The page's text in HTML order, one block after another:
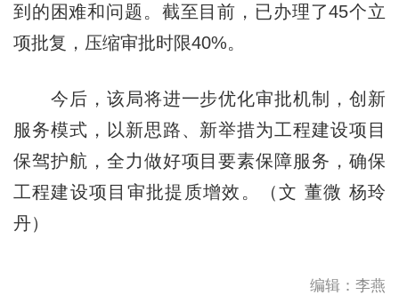
到的困难和问题。截至目前，已办理了45个立
项批复，压缩审批时限40%。
今后，该局将进一步优化审批机制，创新
服务模式，以新思路、新举措为工程建设项目
保驾护航，全力做好项目要素保障服务，确保
工程建设项目审批提质增效。（文 董微 杨玲
丹）
编辑：李燕